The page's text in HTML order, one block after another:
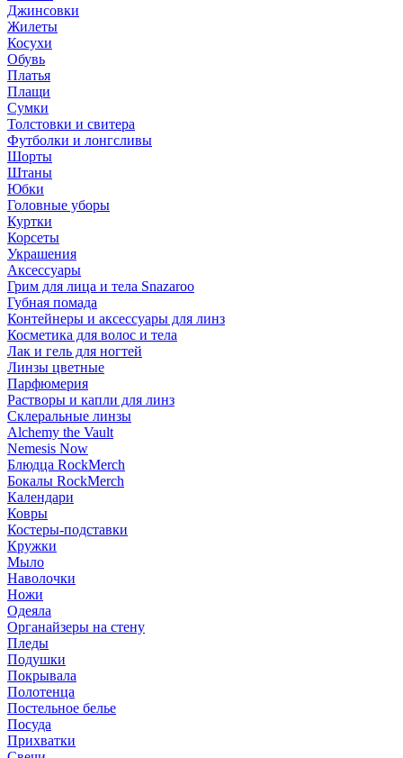
Джинсовки
Жилеты
Косухи
Обувь
Платья
Плащи
Сумки
Толстовки и свитера
Футболки и лонгсливы
Шорты
Штаны
Юбки
Головные уборы
Куртки
Корсеты
Украшения
Аксессуары
Грим для лица и тела Snazaroo
Губная помада
Контейнеры и аксессуары для линз
Косметика для волос и тела
Лак и гель для ногтей
Линзы цветные
Парфюмерия
Растворы и капли для линз
Склеральные линзы
Alchemy the Vault
Nemesis Now
Блюдца RockMerch
Бокалы RockMerch
Календари
Ковры
Костеры-подставки
Кружки
Мыло
Наволочки
Ножи
Одеяла
Органайзеры на стену
Пледы
Подушки
Покрывала
Полотенца
Постельное белье
Посуда
Прихватки